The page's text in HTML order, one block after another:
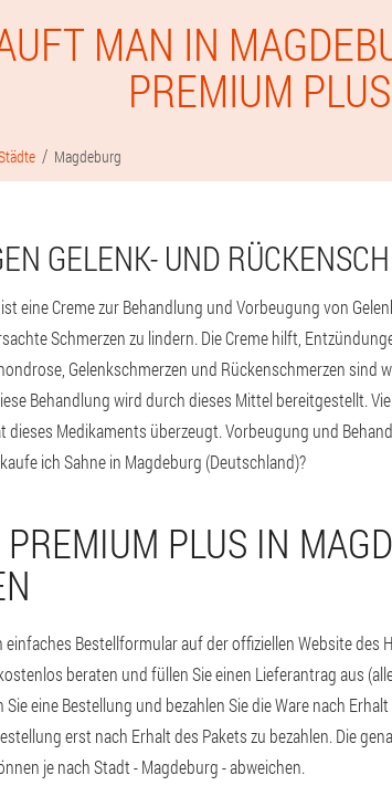
MAN IN
PREMIUM PLUS
Magdeburg
GELENK- UND
eine Creme zur Behandlung und Vorbeugung von
Schmerzen zu lindern. Die Creme hilft,
Gelenkschmerzen und Rückenschmerzen sind
Behandlung wird durch dieses Mittel bereitgestellt.
dieses Medikaments überzeugt. Vorbeugung und
ich Sahne in Magdeburg (Deutschland)?
PLUS IN
einfaches Bestellformular auf der offiziellen Website des
beraten und füllen Sie einen Lieferantrag aus
Sie eine Bestellung und bezahlen Sie die Ware nach
erst nach Erhalt des Pakets zu bezahlen. Die
je nach Stadt - Magdeburg - abweichen.